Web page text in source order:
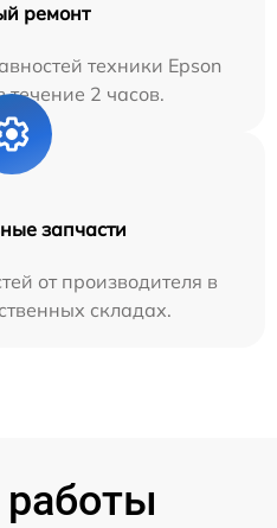
ремонт
техники Epson
2 часов.
запчасти
от производителя в
складах.